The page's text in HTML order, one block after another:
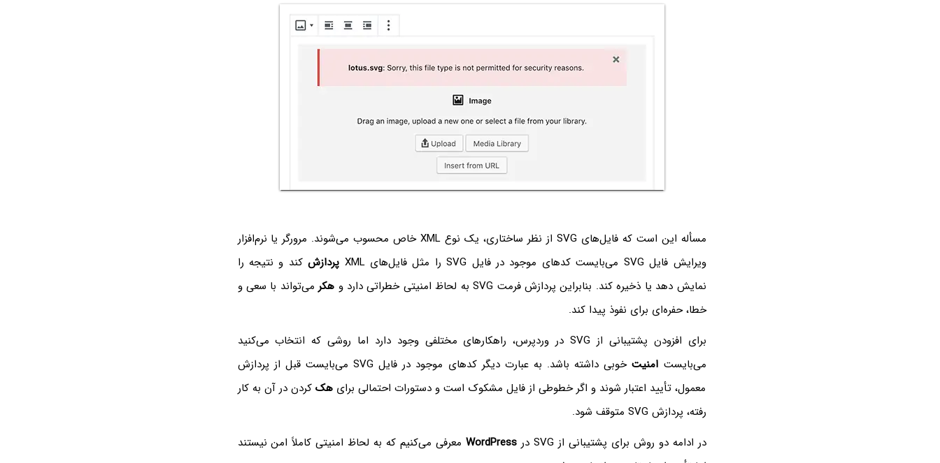
مسأله این است که فایل‌های SVG از نظر ساختاری، یک نوع XML خاص محسوب می‌شوند. مرورگر یا نرم‌افزار
ویرایش فایل SVG می‌بایست کدهای موجود در فایل SVG را مثل فایل‌های XML
پردازشکند و نتیجه را
نمایش دهد یا ذخیره کند. بنابراین پردازش فرمت SVG به لحاظ امنیتی خطراتی دارد و
هکرمی‌تواند با سعی و
خطا، حفره‌ای برای نفوذ پیدا کند.
برای افزودن پشتیبانی از SVG در وردپرس، راهکارهای مختلفی وجود دارد اما روشی که انتخاب می‌کنید
می‌بایست امنیت
خوبی داشته باشد. به عبارت دیگر کدهای موجود در فایل SVG می‌بایست قبل از پردازش
معمول، تأیید اعتبار شوند و اگر خطوطی از فایل مشکوک است و دستورات احتمالی برایهک کردن در آن به کار
رفته، پردازش SVG متوقف شود.
در ادامه دو روش برای پشتیبانی از SVG در
WordPress معرفی می‌کنیم که به لحاظ امنیتی کاملاً امن نیستند